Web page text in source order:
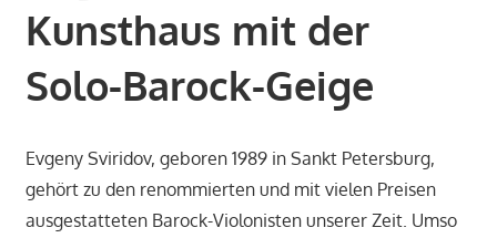
Kunsthaus mit der
Solo-Barock-Geige
Evgeny Sviridov, geboren 1989 in Sankt Petersburg,
gehört zu den renommierten und mit vielen Preisen
ausgestatteten Barock-Violonisten unserer Zeit. Umso